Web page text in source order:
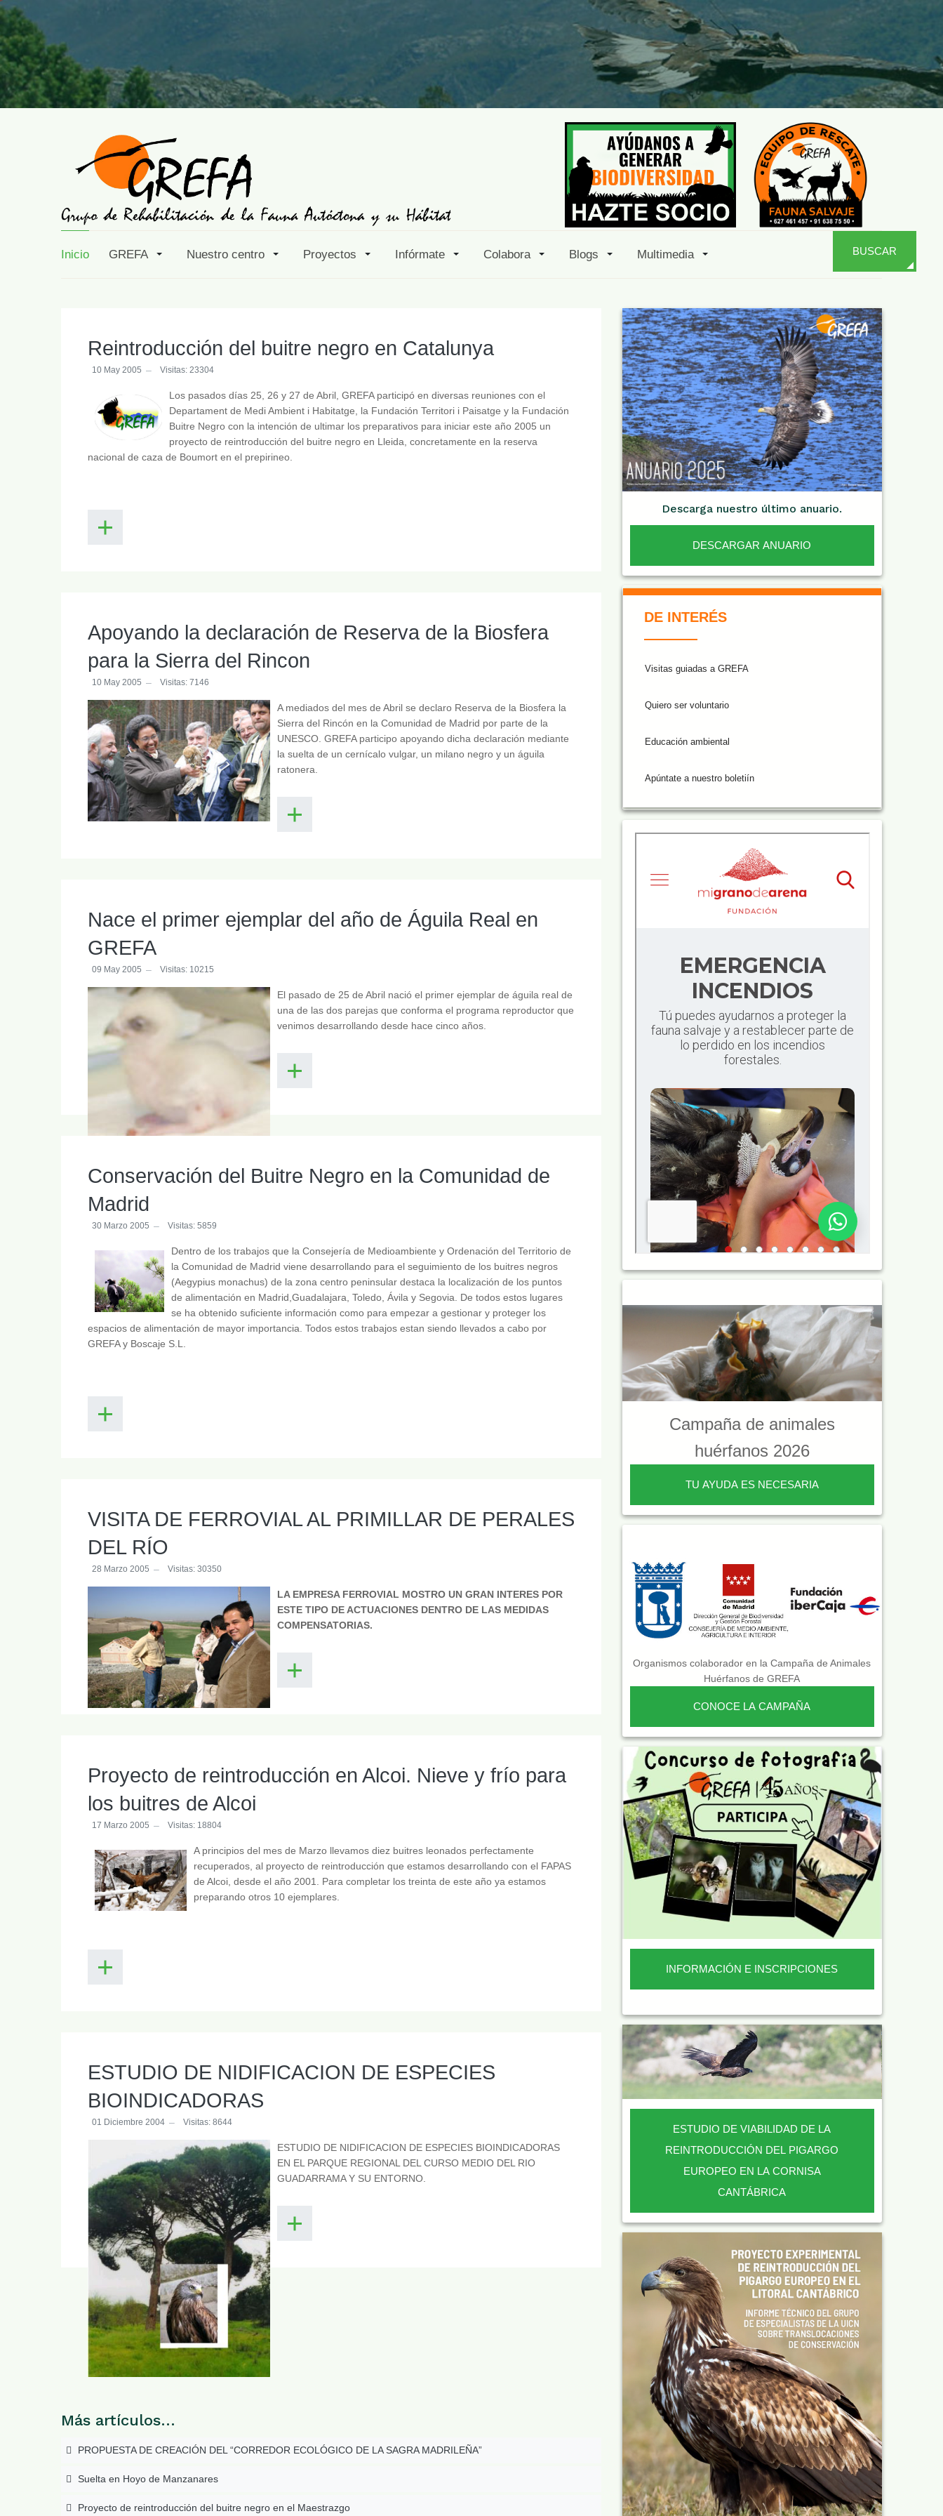
Inicio GREFA Nuestro centro Proyectos Infórmate Colabora Blogs Multimedia BUSCAR
Reintroducción del buitre negro en Catalunya
10 May 2005 Visitas: 23304
Los pasados días 25, 26 y 27 de Abril, GREFA participó en diversas reuniones con el
Departament de Medi Ambient i Habitatge, la Fundación Territori i Paisatge y la Fundación
Buitre Negro con la intención de ultimar los preparativos para iniciar este año 2005 un
proyecto de reintroducción del buitre negro en Lleida, concretamente en la reserva
nacional de caza de Boumort en el prepirineo.
Apoyando la declaración de Reserva de la Biosfera
para la Sierra del Rincon
10 May 2005 Visitas: 7146
A mediados del mes de Abril se declaro Reserva de la Biosfera la
Sierra del Rincón en la Comunidad de Madrid por parte de la
UNESCO. GREFA participo apoyando dicha declaración mediante
la suelta de un cernícalo vulgar, un milano negro y un águila
ratonera.
Nace el primer ejemplar del año de Águila Real en
GREFA
09 May 2005 Visitas: 10215
El pasado de 25 de Abril nació el primer ejemplar de águila real de
una de las dos parejas que conforma el programa reproductor que
venimos desarrollando desde hace cinco años.
Conservación del Buitre Negro en la Comunidad de
Madrid
30 Marzo 2005 Visitas: 5859
Dentro de los trabajos que la Consejería de Medioambiente y Ordenación del Territorio de
la Comunidad de Madrid viene desarrollando para el seguimiento de los buitres negros
(Aegypius monachus) de la zona centro peninsular destaca la localización de los puntos
de alimentación en Madrid,Guadalajara, Toledo, Ávila y Segovia. De todos estos lugares
se ha obtenido suficiente información como para empezar a gestionar y proteger los
espacios de alimentación de mayor importancia. Todos estos trabajos estan siendo llevados a cabo por
GREFA y Boscaje S.L.
VISITA DE FERROVIAL AL PRIMILLAR DE PERALES
DEL RÍO
28 Marzo 2005 Visitas: 30350
LA EMPRESA FERROVIAL MOSTRO UN GRAN INTERES POR
ESTE TIPO DE ACTUACIONES DENTRO DE LAS MEDIDAS
COMPENSATORIAS.
Proyecto de reintroducción en Alcoi. Nieve y frío para
los buitres de Alcoi
17 Marzo 2005 Visitas: 18804
A principios del mes de Marzo llevamos diez buitres leonados perfectamente
recuperados, al proyecto de reintroducción que estamos desarrollando con el FAPAS
de Alcoi, desde el año 2001. Para completar los treinta de este año ya estamos
preparando otros 10 ejemplares.
ESTUDIO DE NIDIFICACION DE ESPECIES
BIOINDICADORAS
01 Diciembre 2004 Visitas: 8644
ESTUDIO DE NIDIFICACION DE ESPECIES BIOINDICADORAS
EN EL PARQUE REGIONAL DEL CURSO MEDIO DEL RIO
GUADARRAMA Y SU ENTORNO.
Más artículos…
PROPUESTA DE CREACIÓN DEL “CORREDOR ECOLÓGICO DE LA SAGRA MADRILEÑA”
Suelta en Hoyo de Manzanares
Proyecto de reintroducción del buitre negro en el Maestrazgo
Descarga nuestro último anuario.
DESCARGAR ANUARIO
DE INTERÉS
Visitas guiadas a GREFA
Quiero ser voluntario
Educación ambiental
Apúntate a nuestro boletiín
Campaña de animales
huérfanos 2026
TU AYUDA ES NECESARIA
Organismos colaborador en la Campaña de Animales
Huérfanos de GREFA
CONOCE LA CAMPAÑA
INFORMACIÓN E INSCRIPCIONES
ESTUDIO DE VIABILIDAD DE LA
REINTRODUCCIÓN DEL PIGARGO
EUROPEO EN LA CORNISA
CANTÁBRICA